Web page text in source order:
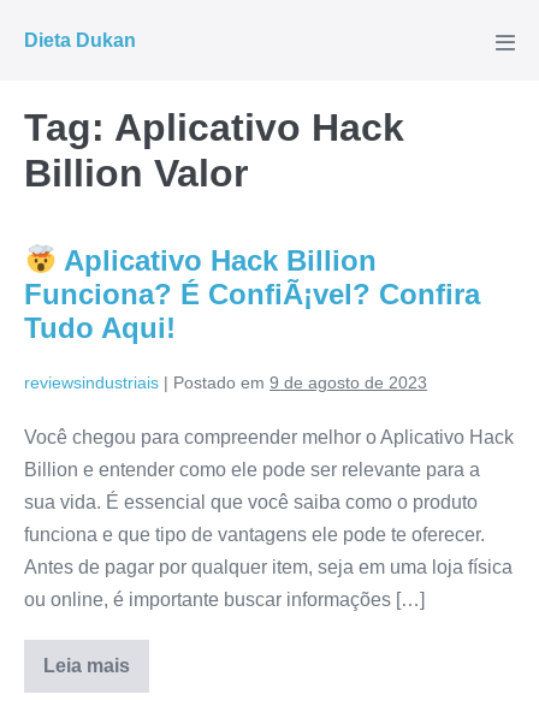
para
conteúdo
Dieta Dukan
Tag: Aplicativo Hack
Billion Valor
Aplicativo Hack Billion
Funciona? É ConfiÃ¡vel? Confira
Tudo Aqui!
reviewsindustriais | Postado em 9 de agosto de 2023
Você chegou para compreender melhor o Aplicativo Hack
Billion e entender como ele pode ser relevante para a
sua vida. É essencial que você saiba como o produto
funciona e que tipo de vantagens ele pode te oferecer.
Antes de pagar por qualquer item, seja em uma loja física
ou online, é importante buscar informações […]
Leia mais
Aplicativo